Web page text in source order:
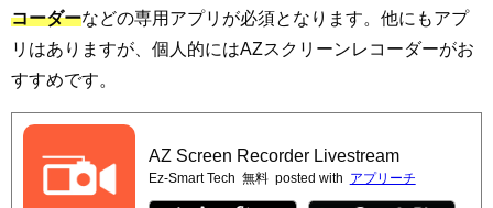
コーダーなどの専用アプリが必須となります。他にもアプ
リはありますが、個人的にはAZスクリーンレコーダーがお
すすめです。
AZ Screen Recorder Livestream
Ez-Smart Tech 無料 posted with アプリーチ